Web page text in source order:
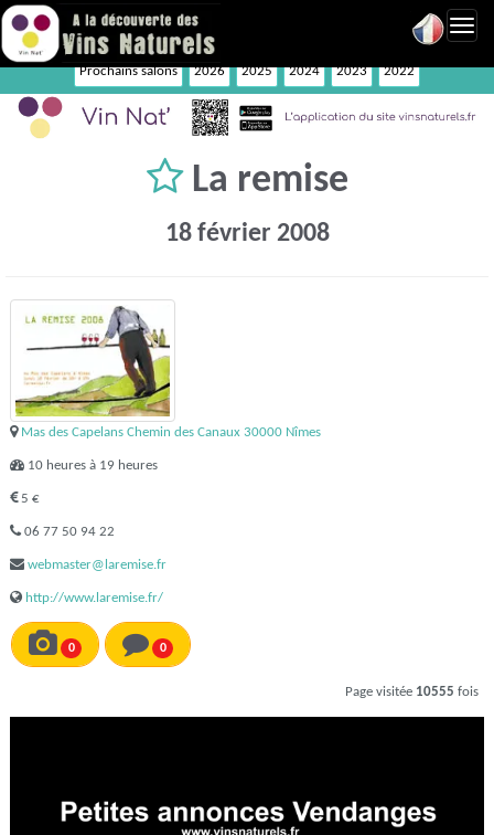
Prochains salons 2026 2025 2024 2023 2022
La remise
18 février 2008
Mas des Capelans Chemin des Canaux 30000 Nîmes
10 heures à 19 heures
5 €
06 77 50 94 22
webmaster@laremise.fr
http://www.laremise.fr/
0 0
Page visitée 10555 fois